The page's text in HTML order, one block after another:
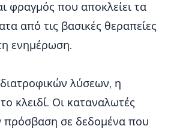
φραγμός που αποκλείει τα
από τις βασικές θεραπείες
ενημέρωση.
λύσεων, η
κλειδί. Οι καταναλωτές
πρόσβαση σε δεδομένα που